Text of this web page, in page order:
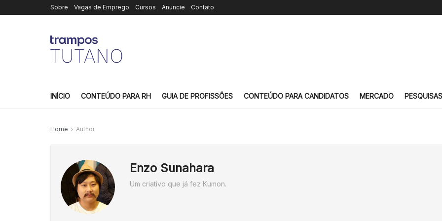
Sobre Vagas de Emprego Cursos Anuncie Contato
INÍCIO CONTEÚDO PARA RH GUIA DE PROFISSÕES CONTEÚDO PARA CANDIDATOS MERCADO PESQUISAS
Home Author
Enzo Sunahara
Um criativo que já fez Kumon.